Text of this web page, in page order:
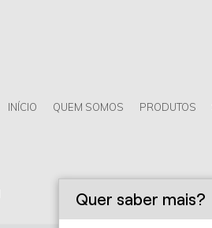
INÍCIO QUEM SOMOS PRODUTOS
Quer saber mais?